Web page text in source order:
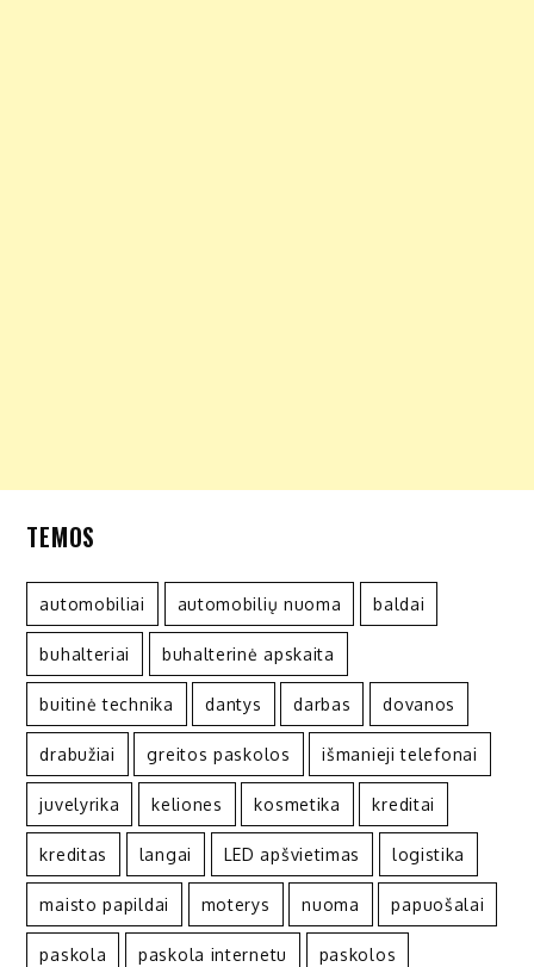
TEMOS
automobiliai automobilių nuoma baldai
buhalteriai buhalterinė apskaita
buitinė technika dantys darbas dovanos
drabužiai greitos paskolos išmanieji telefonai
juvelyrika keliones kosmetika kreditai
kreditas langai LED apšvietimas logistika
maisto papildai moterys nuoma papuošalai
paskola paskola internetu paskolos